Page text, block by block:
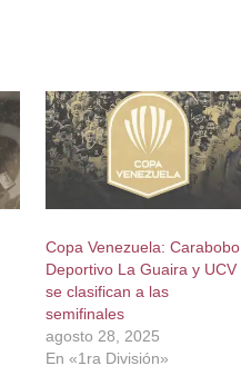
Copa Venezuela: Carabobo,
Deportivo La Guaira y UCV
se clasifican a las
semifinales
agosto 28, 2025
En «1ra División»